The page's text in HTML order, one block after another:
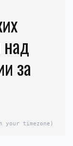
за
your timezone)